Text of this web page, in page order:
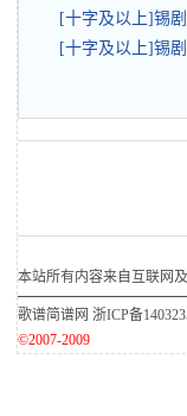
[十字及以上]锡
[十字及以上]锡
本站所有内容来自互联网
歌谱简谱网 浙ICP备
©2007-2009